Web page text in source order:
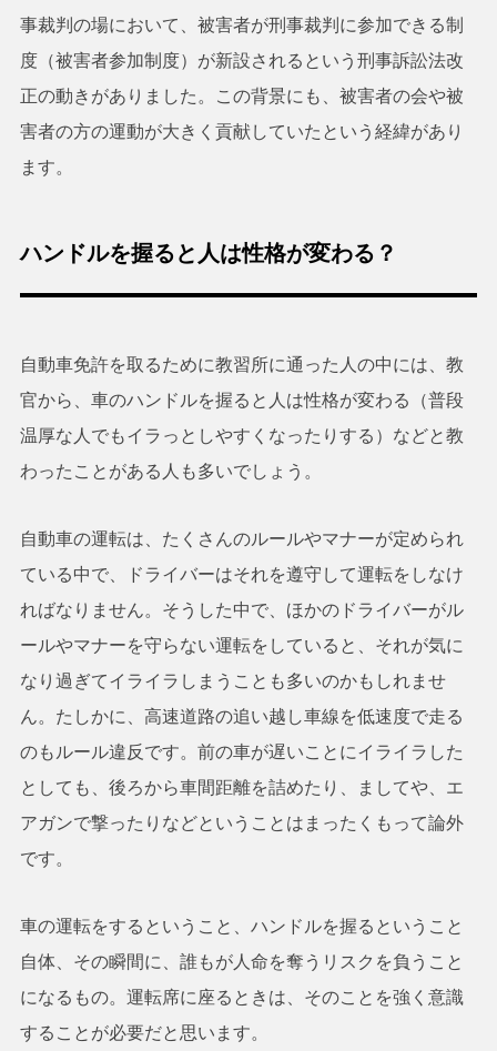
事裁判の場において、被害者が刑事裁判に参加できる制
度（被害者参加制度）が新設されるという刑事訴訟法改
正の動きがありました。この背景にも、被害者の会や被
害者の方の運動が大きく貢献していたという経緯があり
ます。
ハンドルを握ると人は性格が変わる？
自動車免許を取るために教習所に通った人の中には、教
官から、車のハンドルを握ると人は性格が変わる（普段
温厚な人でもイラっとしやすくなったりする）などと教
わったことがある人も多いでしょう。
自動車の運転は、たくさんのルールやマナーが定められ
ている中で、ドライバーはそれを遵守して運転をしなけ
ればなりません。そうした中で、ほかのドライバーがル
ールやマナーを守らない運転をしていると、それが気に
なり過ぎてイライラしまうことも多いのかもしれませ
ん。たしかに、高速道路の追い越し車線を低速度で走る
のもルール違反です。前の車が遅いことにイライラした
としても、後ろから車間距離を詰めたり、ましてや、エ
アガンで撃ったりなどということはまったくもって論外
です。
車の運転をするということ、ハンドルを握るということ
自体、その瞬間に、誰もが人命を奪うリスクを負うこと
になるもの。運転席に座るときは、そのことを強く意識
することが必要だと思います。